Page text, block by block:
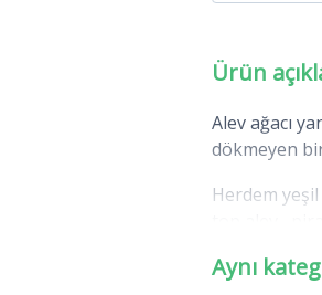
Ürün
Alev ağacı
dökmeyen
Herdem
Aynı